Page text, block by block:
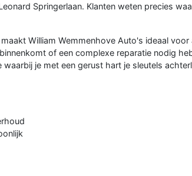
Springerlaan. Klanten weten precies
William Wemmenhove Auto's ideaal voor
of een complexe reparatie nodig
je met een gerust hart je sleutels